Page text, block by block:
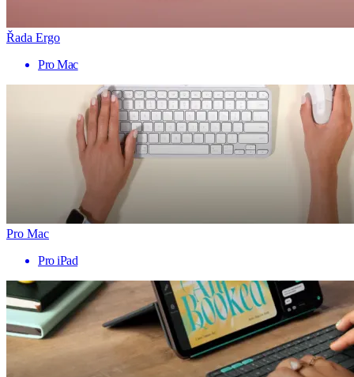
Řada Ergo
Pro Mac
Pro Mac
Pro iPad